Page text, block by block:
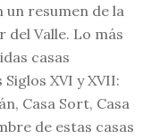
un resumen de la
Valle. Lo más
casas
XVI y XVII:
Casa Sort, Casa
de estas casas